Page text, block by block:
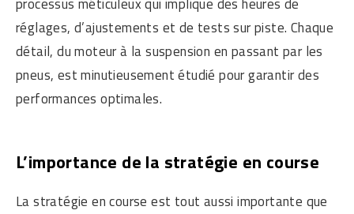
processus méticuleux qui implique des heures de
réglages, d’ajustements et de tests sur piste. Chaque
détail, du moteur à la suspension en passant par les
pneus, est minutieusement étudié pour garantir des
performances optimales.
L’importance de la stratégie en course
La stratégie en course est tout aussi importante que